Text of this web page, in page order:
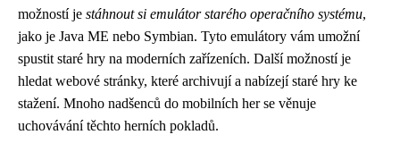
možností je stáhnout si emulátor starého operačního systému,
jako je Java ME nebo Symbian. Tyto emulátory vám umožní
spustit staré hry na moderních zařízeních. Další možností je
hledat webové stránky, které archivují a nabízejí staré hry ke
stažení. Mnoho nadšenců do mobilních her se věnuje
uchovávání těchto herních pokladů.